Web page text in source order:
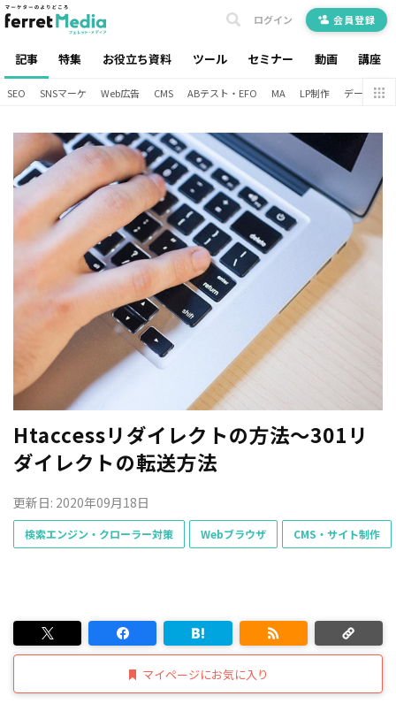
記事 特集 お役立ち資料 ツール セミナー 動画 講座
ログイン 会員登録
SEO SNSマーケ Web広告 CMS ABテスト・EFO MA LP制作 データ分析
Htaccessリダイレクトの方法～301リ
ダイレクトの転送方法
更新日: 2020年09月18日
検索エンジン・クローラー対策 Webブラウザ CMS・サイト制作
マイページにお気に入り